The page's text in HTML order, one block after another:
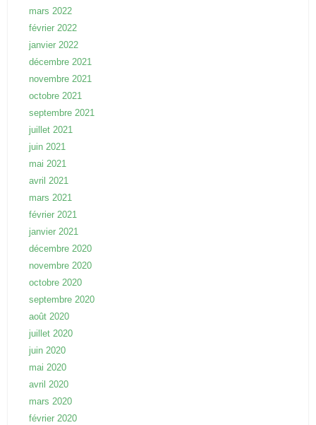
mars 2022
février 2022
janvier 2022
décembre 2021
novembre 2021
octobre 2021
septembre 2021
juillet 2021
juin 2021
mai 2021
avril 2021
mars 2021
février 2021
janvier 2021
décembre 2020
novembre 2020
octobre 2020
septembre 2020
août 2020
juillet 2020
juin 2020
mai 2020
avril 2020
mars 2020
février 2020